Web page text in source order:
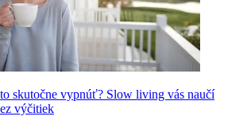
skutočne vypnúť? Slow living vás naučí
výčitiek